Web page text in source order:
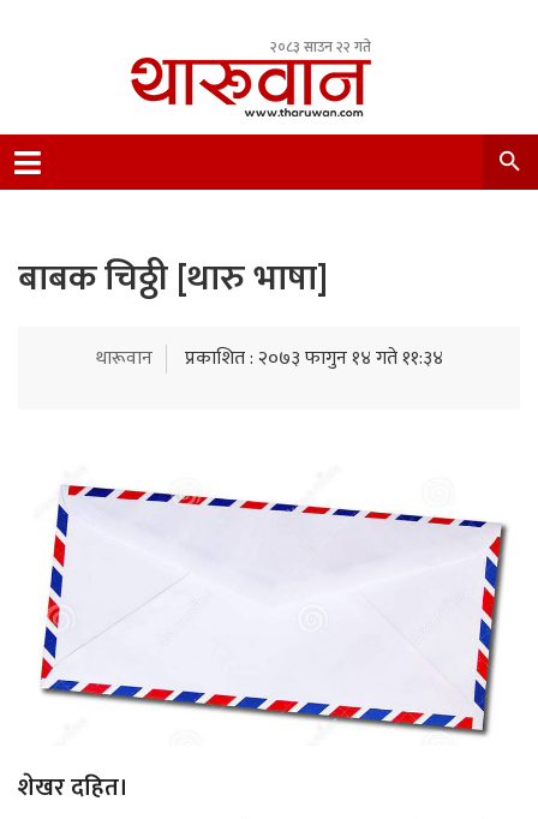
२०८३ साउन २२ गते
Nepal.
बाबक चिठ्ठी [थारु भाषा]
थारूवान प्रकाशित : २०७३ फागुन १४ गते ११:३४
शेखर दहित।